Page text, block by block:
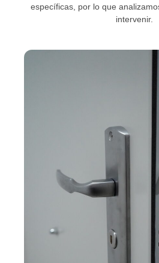
específicas, por lo que
intervenir.